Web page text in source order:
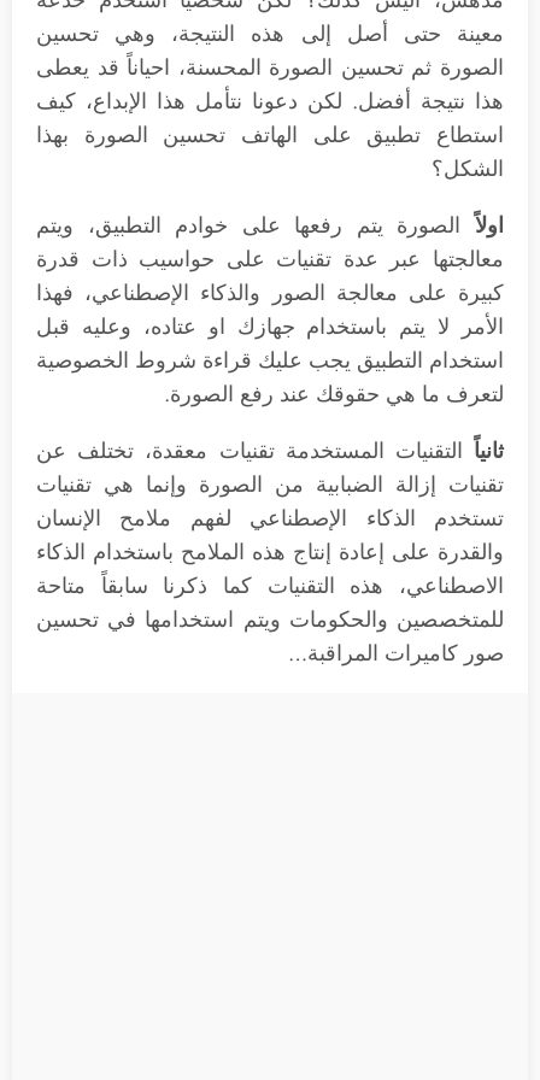
معينة حتى أصل إلى هذه النتيجة، وهي تحسين
الصورة ثم تحسين الصورة المحسنة، احياناً قد يعطى
هذا نتيجة أفضل. لكن دعونا نتأمل هذا الإبداع، كيف
استطاع تطبيق على الهاتف تحسين الصورة بهذا
الشكل؟
اولاًالصورة يتم رفعها على خوادم التطبيق، ويتم
معالجتها عبر عدة تقنيات على حواسيب ذات قدرة
كبيرة على معالجة الصور والذكاء الإصطناعي، فهذا
الأمر لا يتم باستخدام جهازك او عتاده، وعليه قبل
استخدام التطبيق يجب عليك قراءة شروط الخصوصية
لتعرف ما هي حقوقك عند رفع الصورة.
ثانياً التقنيات المستخدمة تقنيات معقدة، تختلف عن
تقنيات إزالة الضبابية من الصورة وإنما هي تقنيات
تستخدم الذكاء الإصطناعي لفهم ملامح الإنسان
والقدرة على إعادة إنتاج هذه الملامح باستخدام الذكاء
الاصطناعي، هذه التقنيات كما ذكرنا سابقاً متاحة
للمتخصصين والحكومات ويتم استخدامها في تحسين
صور كاميرات المراقبة…